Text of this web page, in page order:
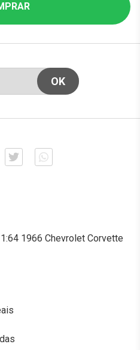
1966 Chevrolet Corvette